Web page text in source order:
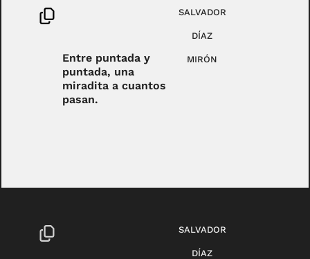
Entre puntada y
puntada, una
miradita a cuantos
pasan.
SALVADOR
DÍAZ
MIRÓN
SALVADOR
DÍAZ